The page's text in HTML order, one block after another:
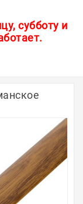
субботу и